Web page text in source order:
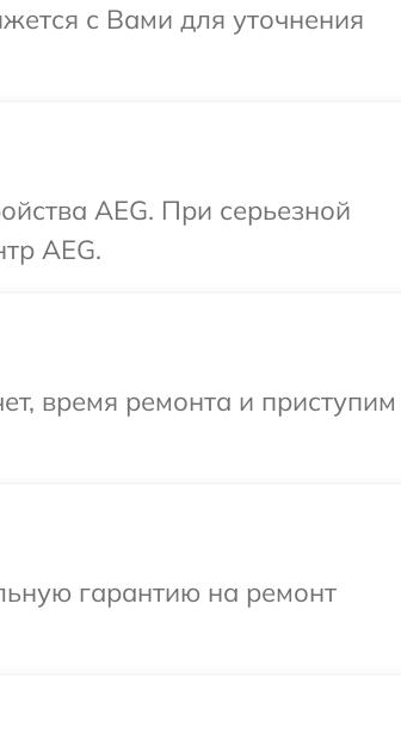
с Вами для уточнения
AEG. При серьезной
AEG.
время ремонта и
гарантию на ремонт